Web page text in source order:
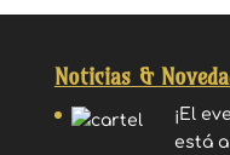
Noticias &
¡El
está